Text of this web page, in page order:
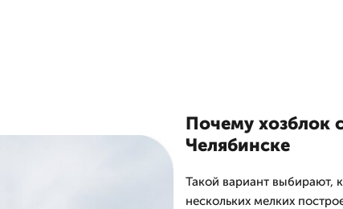
Почему хозблок
Челябинске
Такой вариант выбирают,
нескольких мелких